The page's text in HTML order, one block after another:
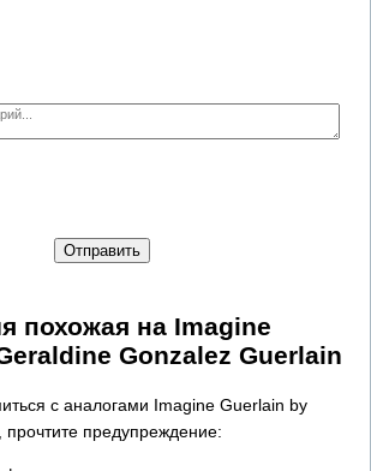
Отправить
похожая на Imagine
Gonzalez Guerlain
с аналогами Imagine Guerlain by
предупреждение: